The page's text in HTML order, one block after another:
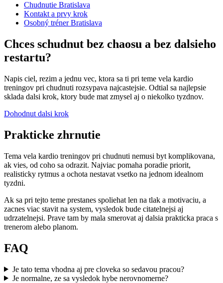
Chudnutie Bratislava
Kontakt a prvy krok
Osobný tréner Bratislava
Chces schudnut bez chaosu a bez dalsieho
restartu?
Napis ciel, rezim a jednu vec, ktora sa ti pri teme vela kardio
treningov pri chudnuti rozsypava najcastejsie. Odtial sa najlepsie
sklada dalsi krok, ktory bude mat zmysel aj o niekolko tyzdnov.
Dohodnut dalsi krok
Prakticke zhrnutie
Tema vela kardio treningov pri chudnuti nemusi byt komplikovana,
ak vies, od coho sa odrazit. Najviac pomaha poradie priorit,
realisticky rytmus a ochota nestavat vsetko na jednom idealnom
tyzdni.
Ak sa pri tejto teme prestanes spoliehat len na tlak a motivaciu, a
zacnes viac stavit na system, vysledok bude citatelnejsi aj
udrzatelnejsi. Prave tam by mala smerovat aj dalsia prakticka praca s
trenerom alebo planom.
FAQ
Je tato tema vhodna aj pre cloveka so sedavou pracou?
Je normalne, ze sa vysledok hybe nerovnomerne?